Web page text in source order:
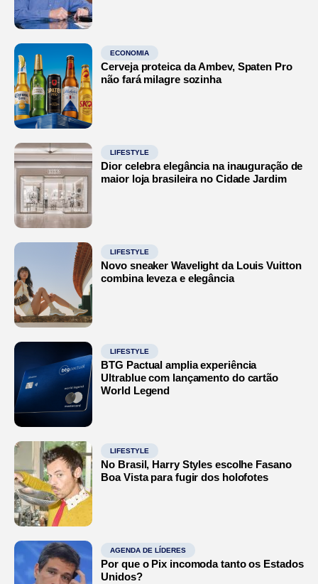
ECONOMIA
Cerveja proteica da Ambev, Spaten Pro
não fará milagre sozinha
LIFESTYLE
Dior celebra elegância na inauguração de
maior loja brasileira no Cidade Jardim
LIFESTYLE
Novo sneaker Wavelight da Louis Vuitton
combina leveza e elegância
LIFESTYLE
BTG Pactual amplia experiência
Ultrablue com lançamento do cartão
World Legend
LIFESTYLE
No Brasil, Harry Styles escolhe Fasano
Boa Vista para fugir dos holofotes
AGENDA DE LÍDERES
Por que o Pix incomoda tanto os Estados
Unidos?